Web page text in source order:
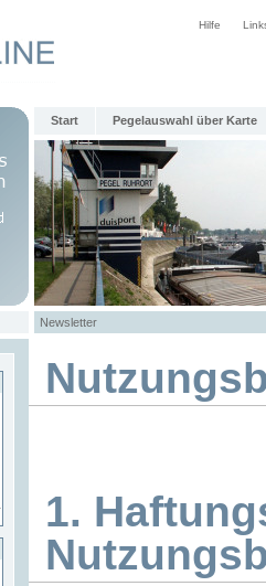
Hilfe
Start Pegelauswahl über Karte
Newsletter
1.